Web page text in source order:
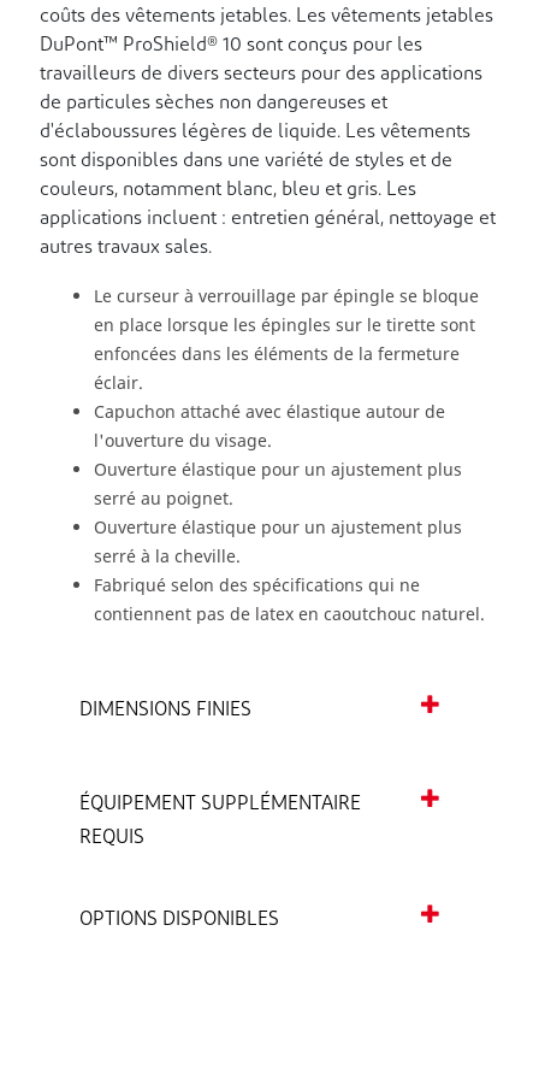
coûts des vêtements jetables. Les vêtements jetables
DuPont™ ProShield® 10 sont conçus pour les
travailleurs de divers secteurs pour des applications
de particules sèches non dangereuses et
d'éclaboussures légères de liquide. Les vêtements
sont disponibles dans une variété de styles et de
couleurs, notamment blanc, bleu et gris. Les
applications incluent : entretien général, nettoyage et
autres travaux sales.
Le curseur à verrouillage par épingle se bloque
en place lorsque les épingles sur le tirette sont
enfoncées dans les éléments de la fermeture
éclair.
Capuchon attaché avec élastique autour de
l'ouverture du visage.
Ouverture élastique pour un ajustement plus
serré au poignet.
Ouverture élastique pour un ajustement plus
serré à la cheville.
Fabriqué selon des spécifications qui ne
contiennent pas de latex en caoutchouc naturel.
DIMENSIONS FINIES
ÉQUIPEMENT SUPPLÉMENTAIRE
REQUIS
OPTIONS DISPONIBLES